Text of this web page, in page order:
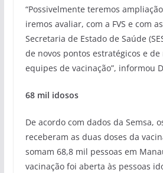
“Possivelmente teremos
iremos avaliar, com a FVS e com
Secretaria de Estado de Saúde
de novos pontos estratégicos e de
equipes de vacinação”, informou
68 mil idosos
De acordo com dados da Semsa,
receberam as duas doses da
somam 68,8 mil pessoas em
vacinação foi aberta às pessoas